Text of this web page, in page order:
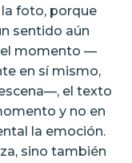
foto, porque
sentido aún
el momento —
en sí mismo,
el texto
y no en
la emoción.
sino también